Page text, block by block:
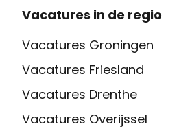
Vacatures in de regio
Vacatures Groningen
Vacatures Friesland
Vacatures Drenthe
Vacatures Overijssel